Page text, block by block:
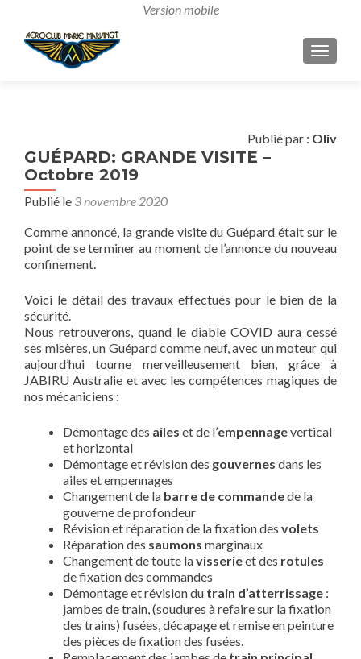
Publié par : Oliv
GUÉPARD: GRANDE VISITE –
Octobre 2019
Publié le 3 novembre 2020
Comme annoncé, la grande visite du Guépard était sur le
point de se terminer au moment de l’annonce du nouveau
confinement.
Voici le détail des travaux effectués pour le bien de la
sécurité.
Nous retrouverons, quand le diable COVID aura cessé
ses misères, un Guépard comme neuf, avec un moteur qui
aujourd’hui tourne merveilleusement bien, grâce à
JABIRU Australie et avec les compétences magiques de
nos mécaniciens :
Démontage des ailes et de l’empennagevertical
et horizontal
Démontage et révision des gouvernes dans les
ailes et empennages
Changement de la barre de commandede la
gouverne de profondeur
Révision et réparation de la fixation des volets
Réparation des saumons marginaux
Changement de toute lavisserieet des rotules
de fixation des commandes
Démontage et révision du train d’atterrissage :
jambes de train, (soudures à refaire sur la fixation
des trains) fusées, décapage et remise en peinture
des pièces de fixation des fusées.